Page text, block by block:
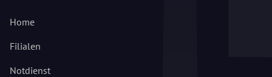
Home
Filialen
Notdienst